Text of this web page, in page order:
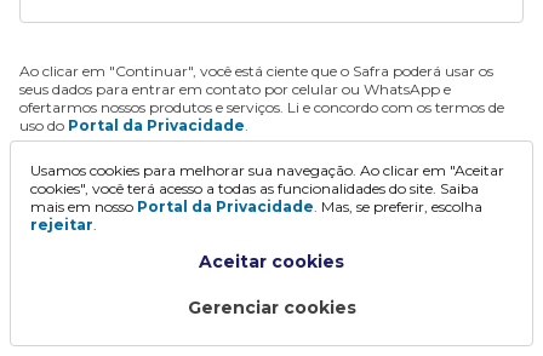
Ao clicar em "Continuar", você está ciente que o Safra poderá usar os
seus dados para entrar em contato por celular ou WhatsApp e
ofertarmos nossos produtos e serviços. Li e concordo com os termos de
uso do Portal da Privacidade.
Continuar
Usamos cookies para melhorar sua navegação. Ao clicar em "Aceitar
cookies", você terá acesso a todas as funcionalidades do site. Saiba
mais em nosso Portal da Privacidade. Mas, se preferir, escolha
rejeitar.
Aceitar cookies
Gerenciar cookies